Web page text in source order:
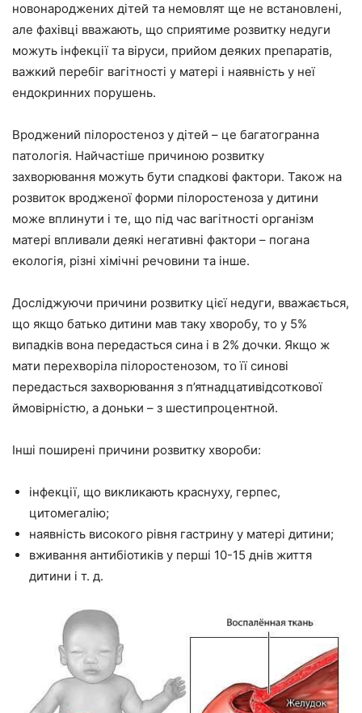
новонароджених дітей та немовлят ще не встановлені,
але фахівці вважають, що сприятиме розвитку недуги
можуть інфекції та віруси, прийом деяких препаратів,
важкий перебіг вагітності у матері і наявність у неї
ендокринних порушень.
Вроджений пілоростеноз у дітей – це багатогранна
патологія. Найчастіше причиною розвитку
захворювання можуть бути спадкові фактори. Також на
розвиток вродженої форми пілоростеноза у дитини
може вплинути і те, що під час вагітності організм
матері впливали деякі негативні фактори – погана
екологія, різні хімічні речовини та інше.
Досліджуючи причини розвитку цієї недуги, вважається,
що якщо батько дитини мав таку хворобу, то у 5%
випадків вона передасться сина і в 2% дочки. Якщо ж
мати перехворіла пілоростенозом, то її синові
передасться захворювання з п’ятнадцативідсоткової
ймовірністю, а доньки – з шестипроцентной.
Інші поширені причини розвитку хвороби:
інфекції, що викликають краснуху, герпес,
цитомегалію;
наявність високого рівня гастрину у матері дитини;
вживання антибіотиків у перші 10-15 днів життя
дитини і т. д.